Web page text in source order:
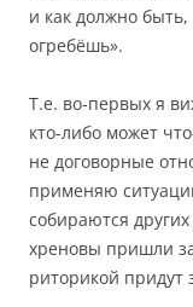
и как должно
огребёшь».
Т.е. во-первых я
кто-либо может
не договорные
применяю
собираются
хреновы пришли
риторикой придут